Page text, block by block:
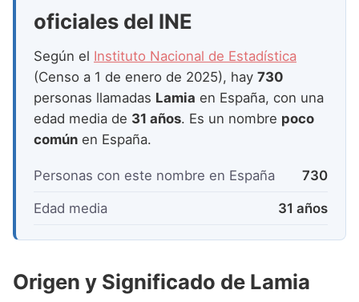
Nombres de Niña que empiezan por R
Nombres de Niña que empiezan por S
Nombres de Niña que empiezan por T
Nombres de Niña que empiezan por Y
Nombres de Niña Suecos
Nombres de Niña Navarros
Nombres de Niña Riojanos
Nombres de Niña Valencianos
Nombres de Niña Vascos
oficiales del INE
Según el Instituto Nacional de Estadística
(Censo a 1 de enero de 2025), hay 730
personas llamadas Lamia en España, con una
edad media de 31 años. Es un nombre poco
común en España.
Personas con este nombre en España 730
Edad media 31 años
Origen y Significado de Lamia